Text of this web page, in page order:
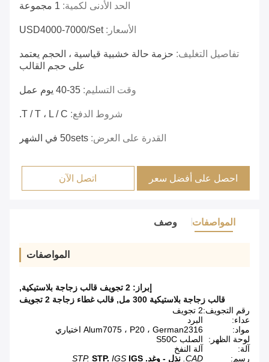
الحد الأدنى لكمية: 1 مجموعة
الأسعار:USD4000-7000/set
تفاصيل التغليف: حزمة حالة خشبية قياسية ، الحجم يعتمد
على حجم القالب
وقت التسليم: 35-40 يوم عمل
شروط الدفع: T / T ، L / C.
القدرة على العرض: 50sets في الشهر
احصل على أفضل سعر اتصل الآن
المواصفات وصف
المواصفات
إبراز: 2 تجويف قالب زجاجة بلاستيكية
,
قالب زجاجة بلاستيكية 300 مل
, قالب غطاء زجاجة 2 تجويف
رقم التجويف:2 تجويف
عداء:
البرد
مواد:
Alum7075 ، P20 ، German2316 اختياري
لوحة الظهر:
الصلب S50C
آلة:
آلة النفخ
رسم:
CAD. نذل - وغد. STP. STP. IGS IGS